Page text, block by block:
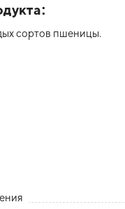
сортов пшеницы.